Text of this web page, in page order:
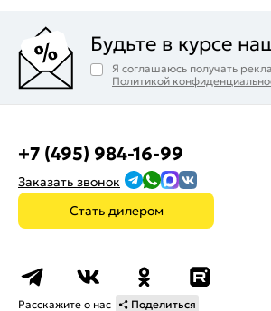
Будьте в курсе
Я соглашаюсь получать
Политикой
+7 (495) 984-16-99
Заказать звонок
Стать дилером
Расскажите о нас Поделиться